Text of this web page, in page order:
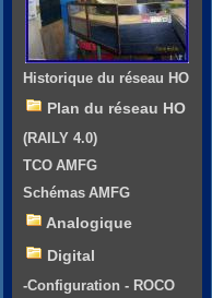
Historique du réseau HO
Plan du réseau HO
(RAILY 4.0)
TCO AMFG
Schémas AMFG
Analogique
Digital
-Configuration - ROCO